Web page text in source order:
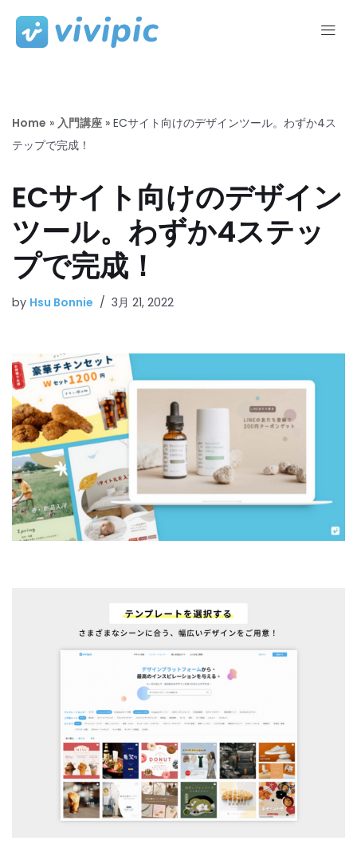
コ
ツ
へ
ッ
プ
Home » 入門講座 » ECサイト向けのデザインツール。わずか4ス
テップで完成！
ECサイト向けのデザイン
ツール。わずか4ステッ
プで完成！
by Hsu Bonnie 3月 21, 2022